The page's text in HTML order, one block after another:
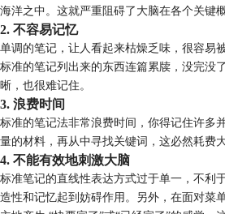
海洋之中。这就严重阻碍了大脑在各个关键
2. 不容易记忆
单调的笔记，让人看起来枯燥乏味，很容易
标准的笔记列出来的东西连篇累牍，没完没
晰，也很难记住。
3. 浪费时间
标准的笔记法非常浪费时间，你得记住许多
量的材料，再从中寻找关键词，这必然耗费
4. 不能有效地刺激大脑
标准笔记的直线性表达方式过于单一，不利
造性和记忆起到妨碍作用。另外，在面对菜